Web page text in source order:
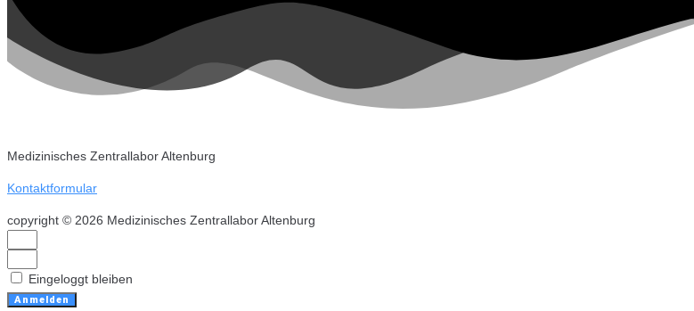
Medizinisches Zentrallabor Altenburg
Kontaktformular
copyright © 2026 Medizinisches Zentrallabor Altenburg
Eingeloggt bleiben
Anmelden